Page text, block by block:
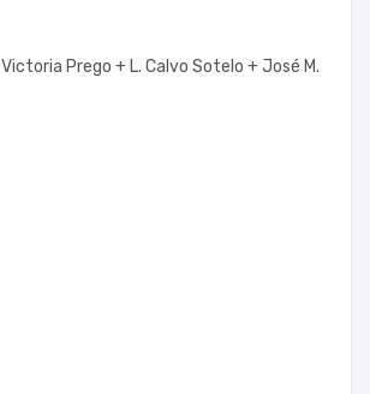
Victoria Prego + L. Calvo Sotelo +José M.